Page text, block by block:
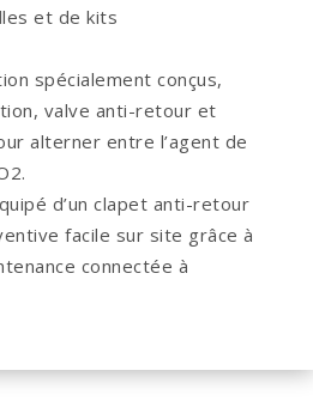
et de kits
spécialement conçus,
valve anti-retour et
alterner entre l’agent de
d’un clapet anti-retour
facile sur site grâce à
connectée à